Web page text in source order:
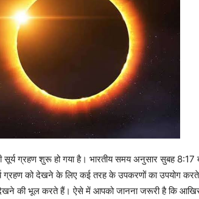
सूर्य ग्रहण शुरू हो गया है। भारतीय समय अनुसार सुबह
ग्रहण को देखने के लिए कई तरह के उपकरणों का उपयोग
की भूल करते हैं। ऐसे में आपको जानना जरूरी है कि